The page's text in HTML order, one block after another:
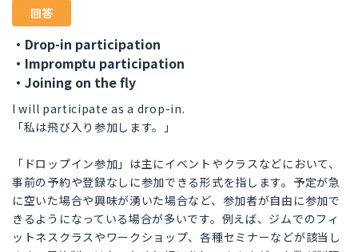
回答
・Drop-in participation
・Impromptu participation
・Joining on the fly
I will participate as a drop-in.
「私は飛び入り参加します。」
「ドロップイン参加」は主にイベントやクラスなどにおいて、
事前の予約や登録なしに参加できる形式を指します。予定が急
に空いた場合や興味が湧いた場合など、参加者が自由に参加で
きるようになっている場合が多いです。例えば、ジムでのフィ
ットネスクラスやワークショップ、各種セミナーなどが該当し